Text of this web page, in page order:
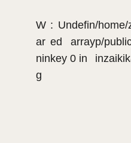
W
ar
nin
g
: Undefin
ed array
key 0 in
/home/
p/